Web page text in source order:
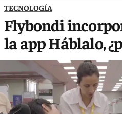
TECNOLOGÍA
Flybondi
la app Háblalo,